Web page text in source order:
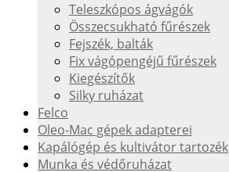
Teleszkópos ágvágók
Összecsukható fűrészek
Fejszék, balták
Fix vágópengéjű fűrészek
Kiegészítők
Silky ruházat
Felco
Oleo-Mac gépek adapterei
Kapálógép és kultivátor tartozék
Munka és védőruházat